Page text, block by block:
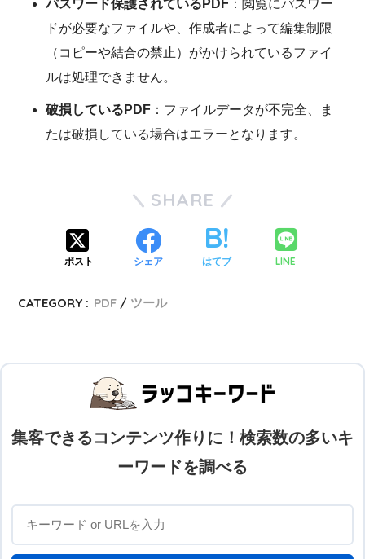
パスワード保護されているPDF ：閲覧にパスワー
ドが必要なファイルや、作成者によって編集制限
（コピーや結合の禁止）がかけられているファイ
ルは処理できません。
破損しているPDF ：ファイルデータが不完全、ま
たは破損している場合はエラーとなります。
SHARE
ポスト シェア はてブ LINE
CATEGORY : PDF ツール
集客できるコンテンツ作りに！検索数の多いキ
ーワードを調べる